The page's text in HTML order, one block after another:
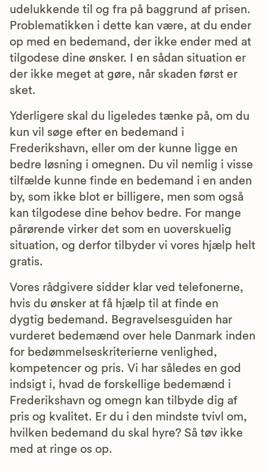
udelukkende til og fra på baggrund af prisen.
Problematikken i dette kan være, at du ender
op med en bedemand, der ikke ender med at
tilgodese dine ønsker. I en sådan situation er
der ikke meget at gøre, når skaden først er
sket.
Yderligere skal du ligeledes tænke på, om du
kun vil søge efter en bedemand i
Frederikshavn, eller om der kunne ligge en
bedre løsning i omegnen. Du vil nemlig i visse
tilfælde kunne finde en bedemand i en anden
by, som ikke blot er billigere, men som også
kan tilgodese dine behov bedre. For mange
pårørende virker det som en uoverskuelig
situation, og derfor tilbyder vi vores hjælp helt
gratis.
Vores rådgivere sidder klar ved telefonerne,
hvis du ønsker at få hjælp til at finde en
dygtig bedemand. Begravelsesguiden har
vurderet bedemænd over hele Danmark inden
for bedømmelseskriterierne venlighed,
kompetencer og pris. Vi har således en god
indsigt i, hvad de forskellige bedemænd i
Frederikshavn og omegn kan tilbyde dig af
pris og kvalitet. Er du i den mindste tvivl om,
hvilken bedemand du skal hyre? Så tøv ikke
med at ringe os op.